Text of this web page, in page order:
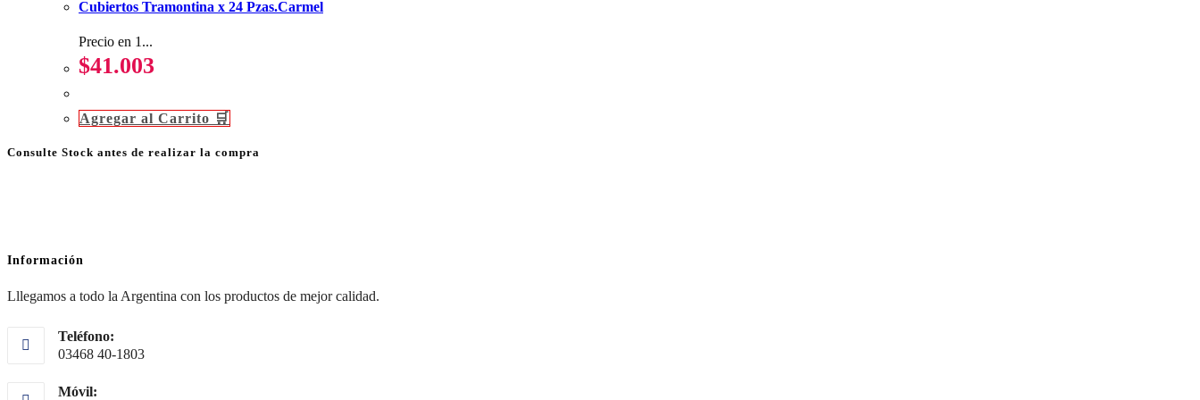
Cubiertos Tramontina x 24 Pzas.Carmel
Precio en 1...
$41.003
Agregar al Carrito 🛒
Consulte Stock antes de realizar la compra
Información
Lllegamos a todo la Argentina con los productos de mejor calidad.
Teléfono:
03468 40-1803
Móvil: